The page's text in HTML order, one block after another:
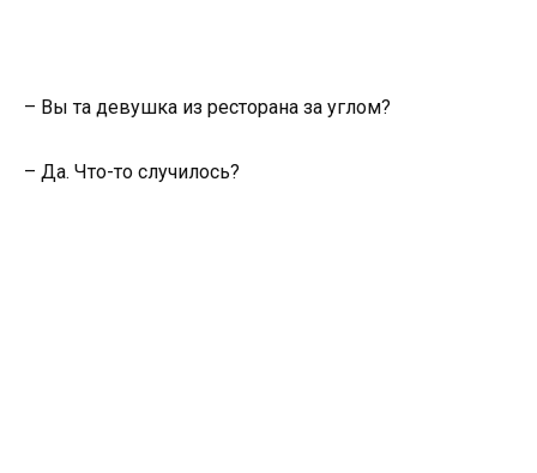
– Вы та девушка из ресторана за углом?
– Да. Что-то случилось?